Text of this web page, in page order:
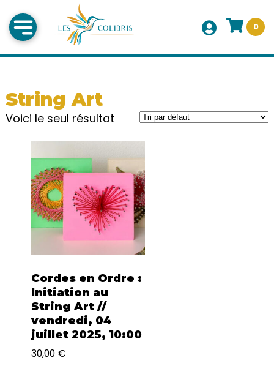
0
String Art
Voici le seul résultat
Cordes en Ordre :
Initiation au
String Art //
vendredi, 04
juillet 2025, 10:00
30,00 €